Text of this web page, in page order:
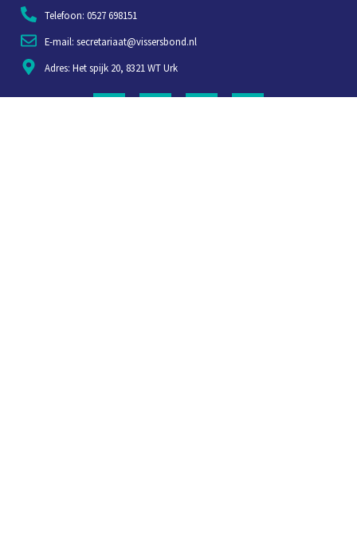
Telefoon: 0527 698151
E-mail: secretariaat@vissersbond.nl
Adres: Het spijk 20, 8321 WT Urk